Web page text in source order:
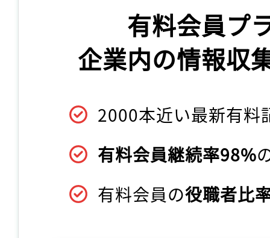
有料会員プ
企業内の情報収
2000本近い最新有料
有料会員継続率98%
有料会員の役職者比